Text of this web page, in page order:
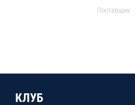
Поставщик
КЛУБ